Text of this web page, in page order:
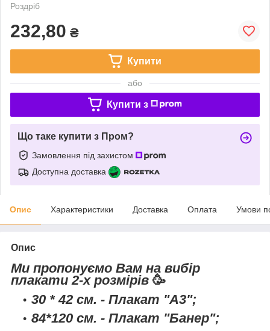
Роздріб
232,80 ₴
Купити
або
Купити з
Що таке купити з Пром?
Замовлення під захистом
Доступна доставка
Опис Характеристики Доставка Оплата Умови
Опис
Ми пропонуємо Вам на вибір
плакати 2-х розмірів 🥳
30 * 42 см. - Плакат "А3";
84*120 см. - Плакат "Банер";